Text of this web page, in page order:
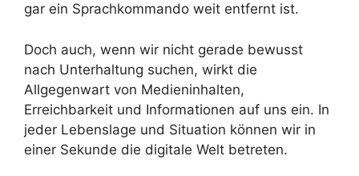
gar ein Sprachkommando weit entfernt ist.
Doch auch, wenn wir nicht gerade bewusst
nach Unterhaltung suchen, wirkt die
Allgegenwart von Medieninhalten,
Erreichbarkeit und Informationen auf uns ein. In
jeder Lebenslage und Situation können wir in
einer Sekunde die digitale Welt betreten.